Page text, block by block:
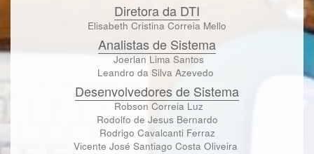
Diretora da DTI
Elisabeth Cristina Correia Mello
Analistas de Sistema
Joerlan Lima Santos
Leandro da Silva Azevedo
Desenvolvedores de Sistema
Robson Correia Luz
Rodolfo de Jesus Bernardo
Rodrigo Cavalcanti Ferraz
Vicente José Santiago Costa Oliveira